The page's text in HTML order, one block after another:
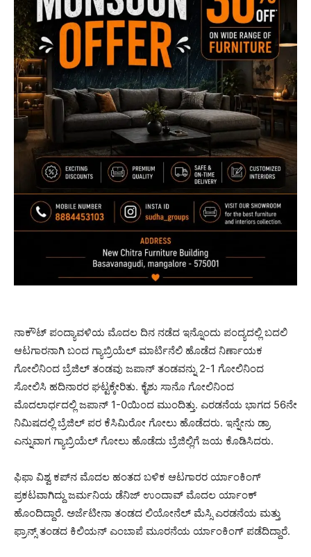
ನಾಕೌಟ್ ಪಂದ್ಯಾವಳಿಯ ಮೊದಲ ದಿನ ನಡೆದ ಇನ್ನೊಂದು ಪಂದ್ಯದಲ್ಲಿ ಬದಲಿ
ಆಟಗಾರನಾಗಿ ಬಂದ ಗ್ಯಾಬ್ರಿಯೆಲ್ ಮಾರ್ಟಿನೆಲಿ ಹೊಡೆದ ನಿರ್ಣಾಯಕ
ಗೋಲಿನಿಂದ ಬ್ರೆಜಿಲ್ ತಂಡವು ಜಪಾನ್ ತಂಡವನ್ನು 2-1 ಗೋಲಿನಿಂದ
ಸೋಲಿಸಿ ಹದಿನಾರರ ಘಟ್ಟಕ್ಕೇರಿತು. ಕೈಶು ಸಾನೊ ಗೋಲಿನಿಂದ
ಮೊದಲಾರ್ಧದಲ್ಲಿ ಜಪಾನ್ 1-0ಯಿಂದ ಮುಂದಿತ್ತು. ಎರಡನೆಯ ಭಾಗದ 56ನೇ
ನಿಮಿಷದಲ್ಲಿ ಬ್ರೆಜಿಲ್ ಪರ ಕೆಸಿಮಿರೋ ಗೋಲು ಹೊಡೆದರು. ಇನ್ನೇನು ಡ್ರಾ
ಎನ್ನುವಾಗ ಗ್ಯಾಬ್ರಿಯೆಲ್ ಗೋಲು ಹೊಡೆದು ಬ್ರೆಜಿಲ್ಲಿಗೆ ಜಯ ಕೊಡಿಸಿದರು.
ಫಿಫಾ ವಿಶ್ವ ಕಪ್‍ನ ಮೊದಲ ಹಂತದ ಬಳಿಕ ಆಟಗಾರರ ರ್ಯಾಂಕಿಂಗ್
ಪ್ರಕಟವಾಗಿದ್ದು ಜರ್ಮನಿಯ ಡೆನಿಜ್ ಉಂದಾವ್ ಮೊದಲ ರ್ಯಾಂಕ್
ಹೊಂದಿದ್ದಾರೆ. ಅರ್ಜೆಟೀನಾ ತಂಡದ ಲಿಯೋನೆಲ್ ಮೆಸ್ಸಿ ಎರಡನೆಯ ಮತ್ತು
ಫ್ರಾನ್ಸ್ ತಂಡದ ಕಿಲಿಯನ್ ಎಂಬಾಪೆ ಮೂರನೆಯ ರ್ಯಾಂಕಿಂಗ್ ಪಡೆದಿದ್ದಾರೆ.